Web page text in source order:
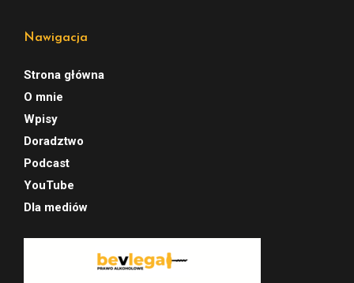
Nawigacja
Strona główna
O mnie
Wpisy
Doradztwo
Podcast
YouTube
Dla mediów